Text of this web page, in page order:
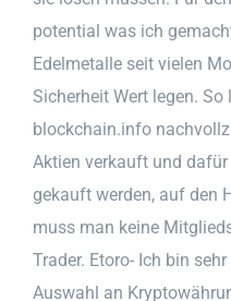
potential was ich
Edelmetalle seit vielen
Sicherheit Wert legen.
blockchain.info
Aktien verkauft und
gekauft werden, auf den
muss man keine
Trader. Etoro- Ich bin
Auswahl an